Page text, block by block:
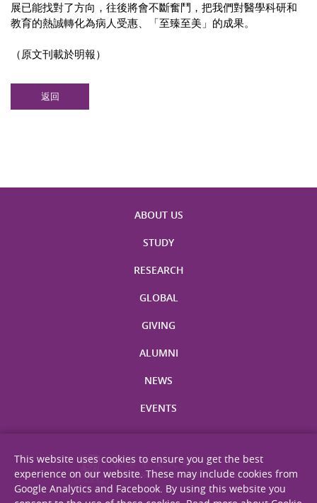
展已能找對了方向，往後將會不斷奮鬥，把我們對醫學科研和
教育的熱誠轉化為病人受惠、「至臻至美」的成果。
（原文刊載於明報）
返回
ABOUT US
STUDY
RESEARCH
GLOBAL
GIVING
ALUMNI
NEWS
EVENTS
This website uses cookies to ensure you get the best
experience on our website. These may include cookies from
Google Analytics and Facebook. By using this website you